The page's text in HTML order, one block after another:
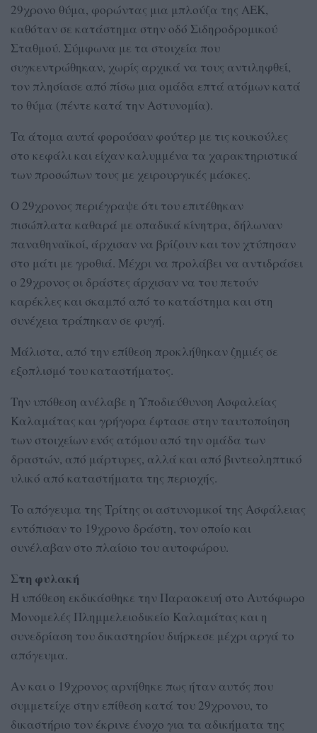
29χρονο θύμα, φορώντας μια μπλούζα της ΑΕΚ,
καθόταν σε κατάστημα στην οδό Σιδηροδρομικού
Σταθμού. Σύμφωνα με τα στοιχεία που
συγκεντρώθηκαν, χωρίς αρχικά να τους αντιληφθεί,
τον πλησίασε από πίσω μια ομάδα επτά ατόμων κατά
το θύμα (πέντε κατά την Αστυνομία).
Τα άτομα αυτά φορούσαν φούτερ με τις κουκούλες
στο κεφάλι και είχαν καλυμμένα τα χαρακτηριστικά
των προσώπων τους με χειρουργικές μάσκες.
Ο 29χρονος περιέγραψε ότι του επιτέθηκαν
πισώπλατα καθαρά με οπαδικά κίνητρα, δήλωναν
παναθηναϊκοί, άρχισαν να βρίζουν και τον χτύπησαν
στο μάτι με γροθιά. Μέχρι να προλάβει να αντιδράσει
ο 29χρονος οι δράστες άρχισαν να του πετούν
καρέκλες και σκαμπό από το κατάστημα και στη
συνέχεια τράπηκαν σε φυγή.
Μάλιστα, από την επίθεση προκλήθηκαν ζημιές σε
εξοπλισμό του καταστήματος.
Την υπόθεση ανέλαβε η Υποδιεύθυνση Ασφαλείας
Καλαμάτας και γρήγορα έφτασε στην ταυτοποίηση
των στοιχείων ενός ατόμου από την ομάδα των
δραστών, από μάρτυρες, αλλά και από βιντεοληπτικό
υλικό από καταστήματα της περιοχής.
Το απόγευμα της Τρίτης οι αστυνομικοί της Ασφάλειας
εντόπισαν το 19χρονο δράστη, τον οποίο και
συνέλαβαν στο πλαίσιο του αυτοφώρου.
Στη φυλακή
Η υπόθεση εκδικάσθηκε την Παρασκευή στο Αυτόφωρο
Μονομελές Πλημμελειοδικείο Καλαμάτας και η
συνεδρίαση του δικαστηρίου διήρκεσε μέχρι αργά το
απόγευμα.
Αν και ο 19χρονος αρνήθηκε πως ήταν αυτός που
συμμετείχε στην επίθεση κατά του 29χρονου, το
δικαστήριο τον έκρινε ένοχο για τα αδικήματα της